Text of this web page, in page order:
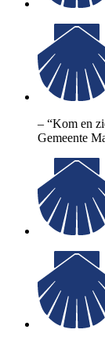
– “Kom en
Gemeente